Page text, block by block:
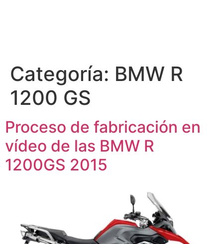
Categoría: BMW R
1200 GS
Proceso de fabricación en
vídeo de las BMW R
1200GS 2015